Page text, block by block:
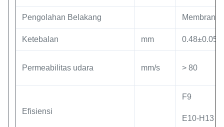
Pengolahan Belakang Membran
Ketebalan mm 0.48±0.05
Permeabilitas udara mm/s > 80
Efisiensi
F9
E10-H13